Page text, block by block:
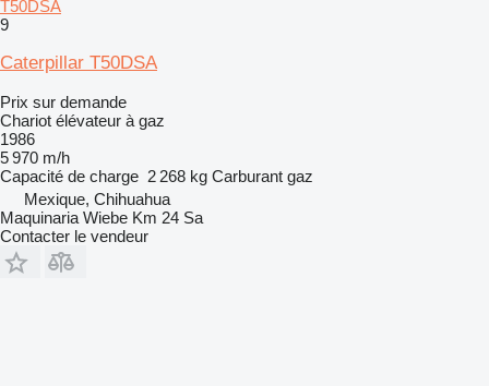
T50DSA
9
Caterpillar T50DSA
Prix sur demande
Chariot élévateur à gaz
1986
5 970 m/h
Capacité de charge 2 268 kg Carburant gaz
Mexique, Chihuahua
Maquinaria Wiebe Km 24 Sa
Contacter le vendeur